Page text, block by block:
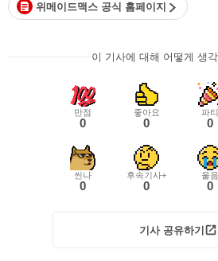
위메이드맥스 공식 홈페이지
이 기사에 대해 어떻게 생
만점
0
좋아요
0
파티
0
씬나
0
후속기사+
0
울음
0
기사 공유하기